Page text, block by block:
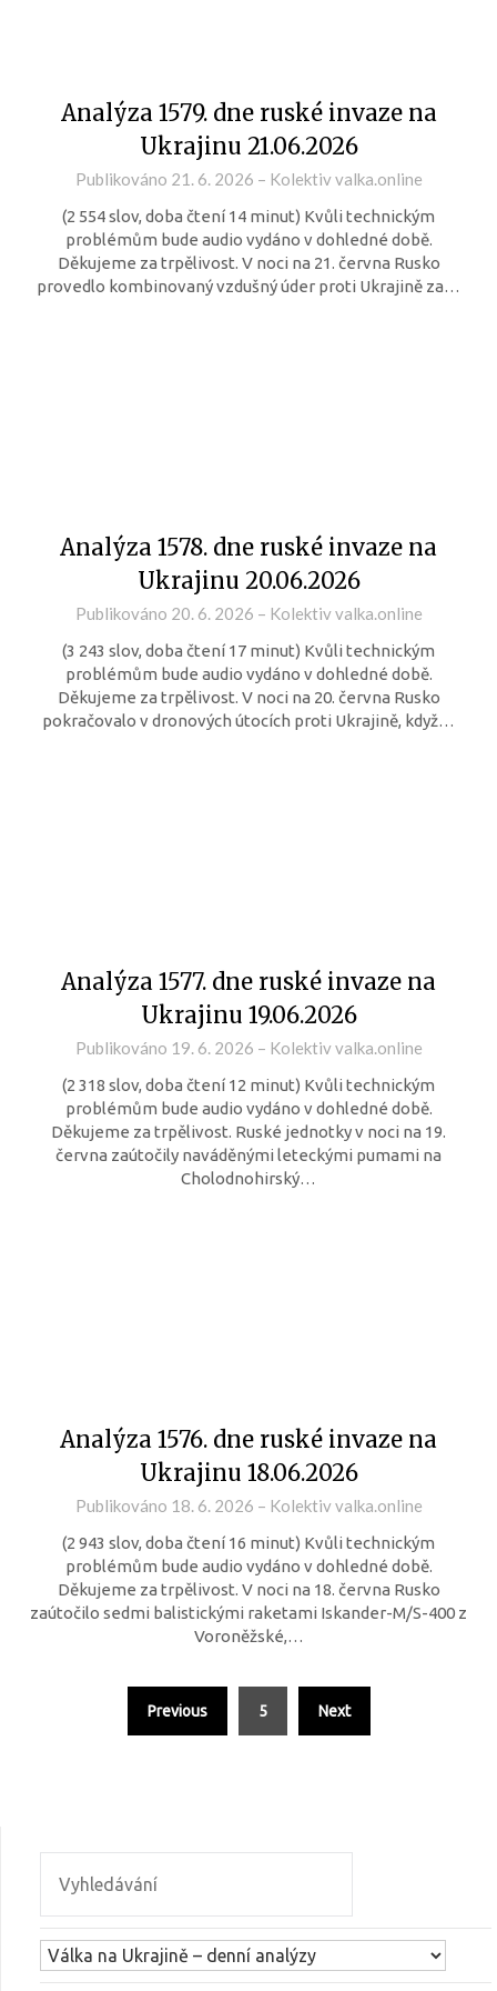
Analýza 1579. dne ruské invaze na
Ukrajinu 21.06.2026
Publikováno 21. 6. 2026 – Kolektiv valka.online
(2 554 slov, doba čtení 14 minut) Kvůli technickým
problémům bude audio vydáno v dohledné době.
Děkujeme za trpělivost. V noci na 21. června Rusko
provedlo kombinovaný vzdušný úder proti Ukrajině za…
Analýza 1578. dne ruské invaze na
Ukrajinu 20.06.2026
Publikováno 20. 6. 2026 – Kolektiv valka.online
(3 243 slov, doba čtení 17 minut) Kvůli technickým
problémům bude audio vydáno v dohledné době.
Děkujeme za trpělivost. V noci na 20. června Rusko
pokračovalo v dronových útocích proti Ukrajině, když…
Analýza 1577. dne ruské invaze na
Ukrajinu 19.06.2026
Publikováno 19. 6. 2026 – Kolektiv valka.online
(2 318 slov, doba čtení 12 minut) Kvůli technickým
problémům bude audio vydáno v dohledné době.
Děkujeme za trpělivost. Ruské jednotky v noci na 19.
června zaútočily naváděnými leteckými pumami na
Cholodnohirský…
Analýza 1576. dne ruské invaze na
Ukrajinu 18.06.2026
Publikováno 18. 6. 2026 – Kolektiv valka.online
(2 943 slov, doba čtení 16 minut) Kvůli technickým
problémům bude audio vydáno v dohledné době.
Děkujeme za trpělivost. V noci na 18. června Rusko
zaútočilo sedmi balistickými raketami Iskander-M/S-400 z
Voroněžské,…
Previous 5 Next